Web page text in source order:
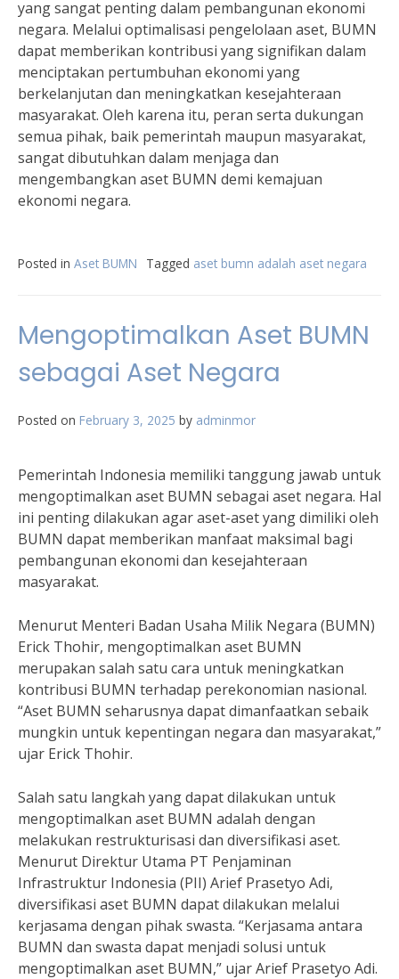
yang sangat penting dalam pembangunan ekonomi
negara. Melalui optimalisasi pengelolaan aset, BUMN
dapat memberikan kontribusi yang signifikan dalam
menciptakan pertumbuhan ekonomi yang
berkelanjutan dan meningkatkan kesejahteraan
masyarakat. Oleh karena itu, peran serta dukungan
semua pihak, baik pemerintah maupun masyarakat,
sangat dibutuhkan dalam menjaga dan
mengembangkan aset BUMN demi kemajuan
ekonomi negara.
Posted in Aset BUMN Tagged aset bumn adalah aset negara
Mengoptimalkan Aset BUMN
sebagai Aset Negara
Posted on February 3, 2025 by adminmor
Pemerintah Indonesia memiliki tanggung jawab untuk
mengoptimalkan aset BUMN sebagai aset negara. Hal
ini penting dilakukan agar aset-aset yang dimiliki oleh
BUMN dapat memberikan manfaat maksimal bagi
pembangunan ekonomi dan kesejahteraan
masyarakat.
Menurut Menteri Badan Usaha Milik Negara (BUMN)
Erick Thohir, mengoptimalkan aset BUMN
merupakan salah satu cara untuk meningkatkan
kontribusi BUMN terhadap perekonomian nasional.
“Aset BUMN seharusnya dapat dimanfaatkan sebaik
mungkin untuk kepentingan negara dan masyarakat,”
ujar Erick Thohir.
Salah satu langkah yang dapat dilakukan untuk
mengoptimalkan aset BUMN adalah dengan
melakukan restrukturisasi dan diversifikasi aset.
Menurut Direktur Utama PT Penjaminan
Infrastruktur Indonesia (PII) Arief Prasetyo Adi,
diversifikasi aset BUMN dapat dilakukan melalui
kerjasama dengan pihak swasta. “Kerjasama antara
BUMN dan swasta dapat menjadi solusi untuk
mengoptimalkan aset BUMN,” ujar Arief Prasetyo Adi.